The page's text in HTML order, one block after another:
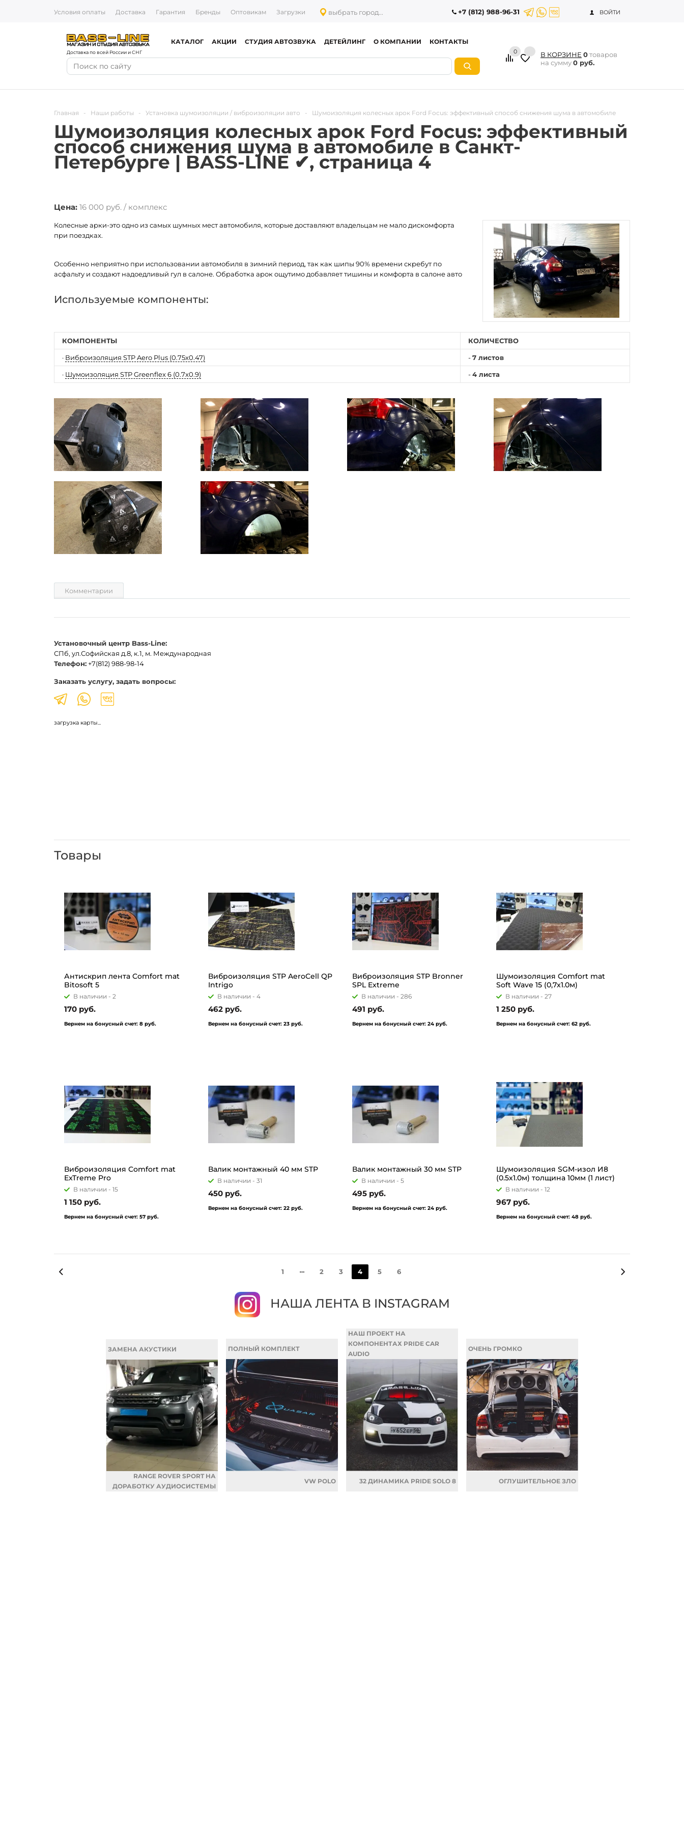
Условия оплаты Доставка Гарантия Бренды Оптовикам Загрузки выбрать город... +7 (812) 988-96-31 ВОЙТИ
Доставка по всей России и СНГ
КАТАЛОГ АКЦИИ СТУДИЯ АВТОЗВУКА ДЕТЕЙЛИНГ О КОМПАНИИ КОНТАКТЫ
0 В КОРЗИНЕ 0товаров
на сумму0 руб.
Главная - Наши работы - Установка шумоизоляции / виброизоляции авто - Шумоизоляция колесных арок Ford Focus: эффективный способ снижения шума в автомобиле
Шумоизоляция колесных арок Ford Focus: эффективный
способ снижения шума в автомобиле в Санкт-
Петербурге | BASS-LINE ✔, страница 4
Цена: 16 000 руб. / комплекс
Колесные арки-это одно из самых шумных мест автомобиля, которые доставляют владельцам не мало дискомфорта
при поездках.
Особенно неприятно при использовании автомобиля в зимний период, так как шипы 90% времени скребут по
асфальту и создают надоедливый гул в салоне. Обработка арок ощутимо добавляет тишины и комфорта в салоне авто
Используемые компоненты:
КОМПОНЕНТЫ КОЛИЧЕСТВО
· Виброизоляция STP Aero Plus (0.75x0.47) -7 листов
· Шумоизоляция STP Greenflex 6 (0.7x0.9) -4 листа
Комментарии
Установочный центр Bass-Line:
СПб, ул.Софийская д.8, к.1, м. Международная
Телефон: +7(812) 988-98-14
Заказать услугу, задать вопросы:
загрузка карты...
Товары
Антискрип лента Comfort mat
Bitosoft 5
В наличии - 2
170 руб.
Вернем на бонусный счет: 8 руб.
Виброизоляция STP AeroCell QP
Intrigo
В наличии - 4
462 руб.
Вернем на бонусный счет: 23 руб.
Виброизоляция STP Bronner
SPL Extreme
В наличии - 286
491 руб.
Вернем на бонусный счет: 24 руб.
Шумоизоляция Comfort mat
Soft Wave 15 (0,7x1.0м)
В наличии - 27
1 250 руб.
Вернем на бонусный счет: 62 руб.
Виброизоляция Comfort mat
ExTreme Pro
В наличии - 15
1 150 руб.
Вернем на бонусный счет: 57 руб.
Валик монтажный 40 мм STP
В наличии - 31
450 руб.
Вернем на бонусный счет: 22 руб.
Валик монтажный 30 мм STP
В наличии - 5
495 руб.
Вернем на бонусный счет: 24 руб.
Шумоизоляция SGM-изол И8
(0.5х1.0м) толщина 10мм (1 лист)
В наличии - 12
967 руб.
Вернем на бонусный счет: 48 руб.
1 2 3 4 5 6
НАША ЛЕНТА В INSTAGRAM
ЗАМЕНА АКУСТИКИ
RANGE ROVER SPORT НА
ДОРАБОТКУ АУДИОСИСТЕМЫ
ПОЛНЫЙ КОМПЛЕКТ
VW POLO
НАШ ПРОЕКТ НА
КОМПОНЕНТАХ PRIDE CAR
AUDIO
32 ДИНАМИКА PRIDE SOLO 8
ОЧЕНЬ ГРОМКО
ОГЛУШИТЕЛЬНОЕ ЗЛО